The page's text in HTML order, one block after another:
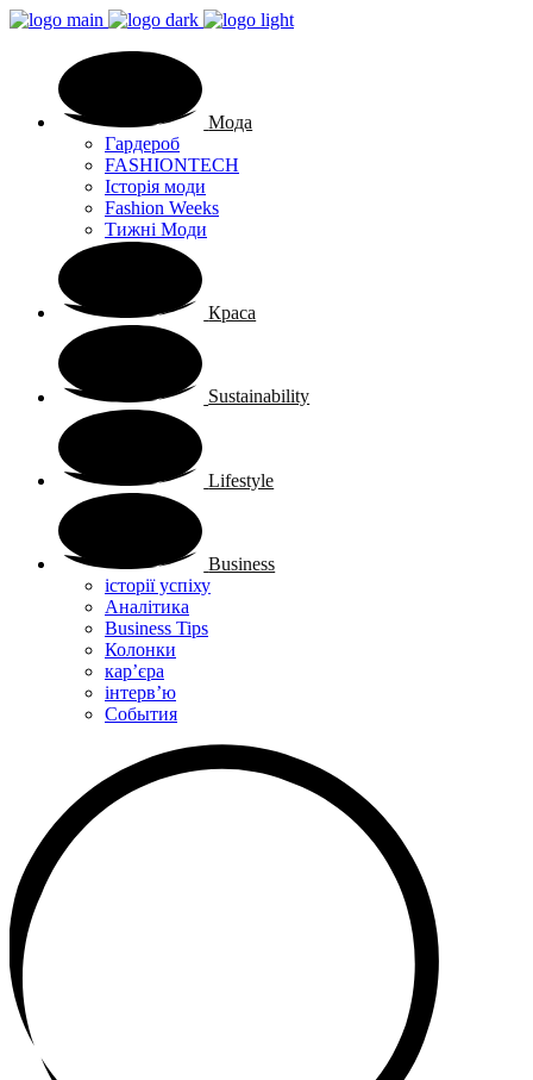
Мода
Гардероб
FASHIONTECH
Історія моди
Fashion Weeks
Тижні Моди
Краса
Sustainability
Lifestyle
Business
історії успіху
Аналітика
Business Tips
Колонки
кар’єра
інтерв’ю
Cобытия